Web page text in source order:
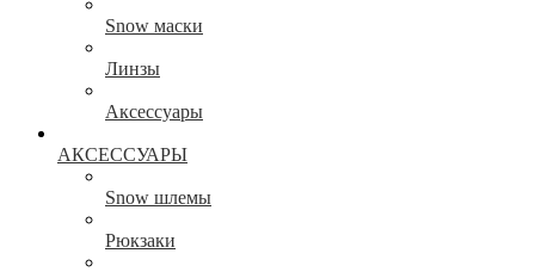
Snow маски
Линзы
Аксессуары
АКСЕССУАРЫ
Snow шлемы
Рюкзаки